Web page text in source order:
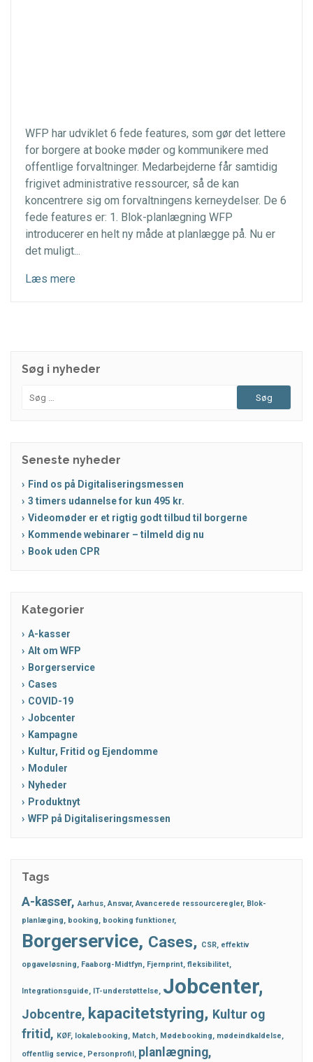
WFP har udviklet 6 fede features, som gør det lettere
for borgere at booke møder og kommunikere med
offentlige forvaltninger. Medarbejderne får samtidig
frigivet administrative ressourcer, så de kan
koncentrere sig om forvaltningens kerneydelser. De 6
fede features er: 1. Blok-planlægning WFP
introducerer en helt ny måde at planlægge på. Nu er
det muligt...
Læs mere
Søg i nyheder
Søg
Seneste nyheder
Find os på Digitaliseringsmessen
3 timers udannelse for kun 495 kr.
Videomøder er et rigtig godt tilbud til borgerne
Kommende webinarer – tilmeld dig nu
Book uden CPR
Kategorier
A-kasser
Alt om WFP
Borgerservice
Cases
COVID-19
Jobcenter
Kampagne
Kultur, Fritid og Ejendomme
Moduler
Nyheder
Produktnyt
WFP på Digitaliseringsmessen
Tags
A-kasser Aarhus Ansvar Avancerede ressourceregler Blok-
planlæging
booking booking funktioner
Borgerservice Cases CSR effektiv
opgaveløsning Faaborg-Midtfyn Fjernprint fleksibilitet
Integrationsguide IT-understøttelse Jobcenter
Jobcentre kapacitetstyring
Kultur og
fritid
KØF lokalebooking Match Mødebooking
mødeindkaldelse
offentlig service
Personprofil planlægning